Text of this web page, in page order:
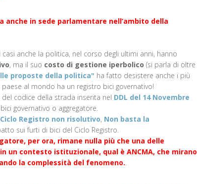
anche in sede parlamentare nell’ambito della
anche la politica, nel corso degli ultimi anni, hanno
, ma il suo costo di gestione iperbolico (si parla di oltre
proposte della politica" ha fatto desistere anche i più
al mondo ha un registro bici governativo!
codice della strada inserita nel DDL del 14 Novembre
governativo o aggregatore.
Ciclo Registro non risolutivo, Non basta la
sui furti di bici del Ciclo Registro.
per ora, rimane nulla più che una delle
un contesto istituzionale, qual è ANCMA, che mirano
la complessità del fenomeno..